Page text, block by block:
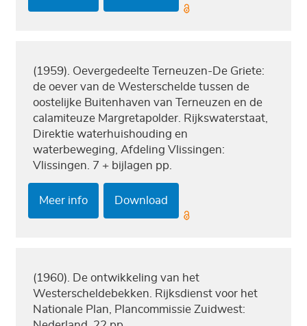
(1959). Oevergedeelte Terneuzen-De Griete:
de oever van de Westerschelde tussen de
oostelijke Buitenhaven van Terneuzen en de
calamiteuze Margretapolder. Rijkswaterstaat,
Direktie waterhuishouding en
waterbeweging, Afdeling Vlissingen:
Vlissingen. 7 + bijlagen pp.
Meer info Download
(1960). De ontwikkeling van het
Westerscheldebekken. Rijksdienst voor het
Nationale Plan, Plancommissie Zuidwest: